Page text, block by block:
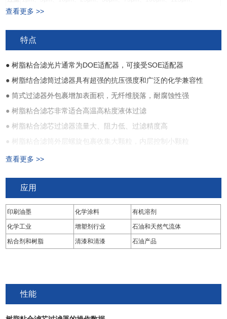
等级 150μm、200μm
查看更多 >>
特点
● 树脂粘合滤光片通常为DOE适配器，可接受SOE适配器
● 树脂结合滤筒过滤器具有超强的抗压强度和广泛的化学兼容性
● 筒式过滤器外包裹增加表面积，无纤维脱落，耐腐蚀性强
● 树脂粘合滤芯非常适合高温高粘度液体过滤
● 树脂粘合滤芯过滤器流量大、阻力低、过滤精度高
● 树脂粘合滤筒外层螺旋包裹收集大颗粒，内层控制小颗粒
查看更多 >>
应用
印刷油墨 化学涂料 有机溶剂
化学工业 增塑剂行业 石油和天然气流体
粘合剂和树脂 清漆和清漆 石油产品
性能